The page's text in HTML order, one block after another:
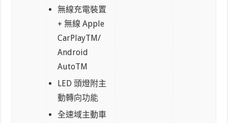
無線充電裝置
+ 無線 Apple
CarPlayTM/
Android
AutoTM
LED 頭燈附主
動轉向功能
全速域主動車